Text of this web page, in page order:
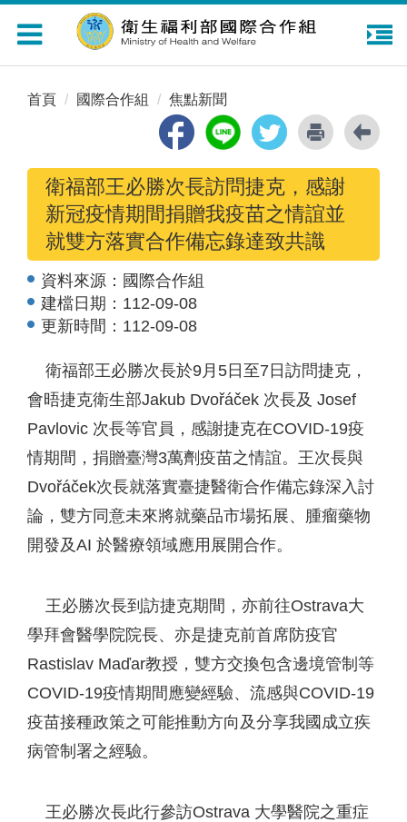
Toggle
navigation
首頁 國際合作組 焦點新聞
衛福部王必勝次長訪問捷克，感謝
新冠疫情期間捐贈我疫苗之情誼並
就雙方落實合作備忘錄達致共識
資料來源： 國際合作組
建檔日期： 112-09-08
更新時間： 112-09-08
衛福部王必勝次長於9月5日至7日訪問捷克，
會晤捷克衛生部Jakub Dvořáček 次長及 Josef
Pavlovic 次長等官員，感謝捷克在COVID-19疫
情期間，捐贈臺灣3萬劑疫苗之情誼。王次長與
Dvořáček次長就落實臺捷醫衛合作備忘錄深入討
論，雙方同意未來將就藥品市場拓展、腫瘤藥物
開發及AI 於醫療領域應用展開合作。
王必勝次長到訪捷克期間，亦前往Ostrava大
學拜會醫學院院長、亦是捷克前首席防疫官
Rastislav Maďar教授，雙方交換包含邊境管制等
COVID-19疫情期間應變經驗、流感與COVID-19
疫苗接種政策之可能推動方向及分享我國成立疾
病管制署之經驗。
王必勝次長此行參訪Ostrava 大學醫院之重症